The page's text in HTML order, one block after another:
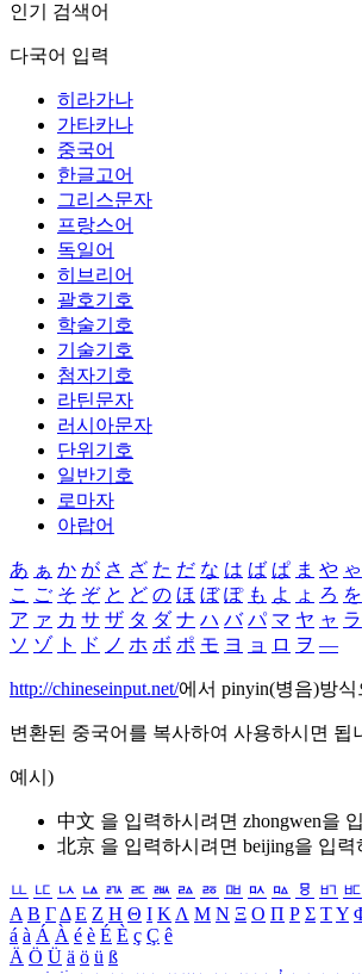
인기 검색어
다국어 입력
히라가나
가타카나
중국어
한글고어
그리스문자
프랑스어
독일어
히브리어
괄호기호
학술기호
기술기호
첨자기호
라틴문자
러시아문자
단위기호
일반기호
로마자
아랍어
あ ぁ か が さ ざ た だ な は ば ぱ ま や ゃ
こ ご そ ぞ と ど の ほ ぼ ぽ も よ ょ ろ を
ア ァ カ サ ザ タ ダ ナ ハ バ パ マ ヤ ャ ラ
ソ ゾ ト ド ノ ホ ボ ポ モ ヨ ョ ロ ヲ ―
http://chineseinput.net/에서 pinyin(병음)방
변환된 중국어를 복사하여 사용하시면 됩
예시)
中文 을 입력하시려면 zhongwen을
北京 을 입력하시려면 beijing을 입력
ㅥ ㅦ ㅧ ㅨ ㅩ ㅪ ㅫ ㅬ ㅭ ㅮ ㅯ ㅰ ㅱ ㅲ ㅳ
Α Β ΓΔ Ε Ζ Η Θ Ι ΚΛ Μ Ν Ξ Ο Π Ρ Σ ΤΥ
á à Á À é è É È ç Ç ê
Ä Ö Ü ä ö ü ß